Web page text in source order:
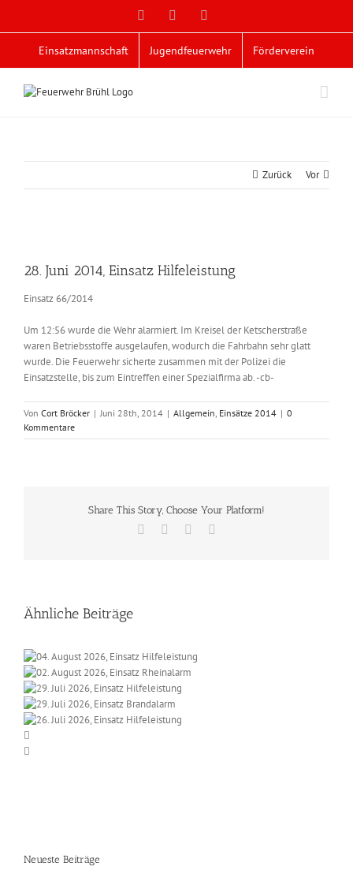
Facebook
Einsatzmannschaft Jugendfeuerwehr Förderverein
Zurück Vor
Bild
28. Juni 2014, Einsatz Hilfeleistung
Einsatz 66/2014
Um 12:56 wurde die Wehr alarmiert. Im Kreisel der Ketscherstraße
waren Betriebsstoffe ausgelaufen, wodurch die Fahrbahn sehr glatt
wurde. Die Feuerwehr sicherte zusammen mit der Polizei die
Einsatzstelle, bis zum Eintreffen einer Spezialfirma ab. -cb-
Von Cort Bröcker | Juni 28th, 2014 | Allgemein, Einsätze 2014 | 0
Kommentare
Share This Story, Choose Your Platform!
Facebook
Ähnliche Beiträge
Neueste Beiträge